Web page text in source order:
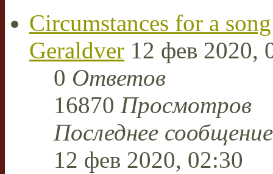
Circumstances for a
Geraldver 12 фев 2020,
0 Ответов
16870 Просмотров
Последнее
12 фев 2020, 02:30